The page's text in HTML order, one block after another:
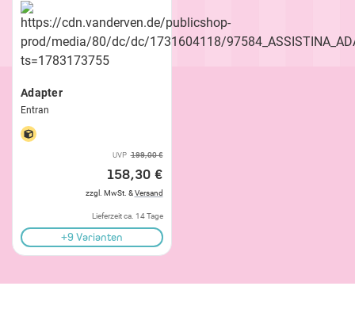
Adapter
Entran
UVP 199,00 €
158,30 €
zzgl. MwSt. &Versand
Lieferzeit ca. 14 Tage
+9 Varianten